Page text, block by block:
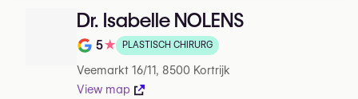
Dr. Isabelle NOLENS
Note de 5 sur 5 sur Google
5★ PLASTISCH CHIRURG
Veemarkt 16/11, 8500 Kortrijk
View map